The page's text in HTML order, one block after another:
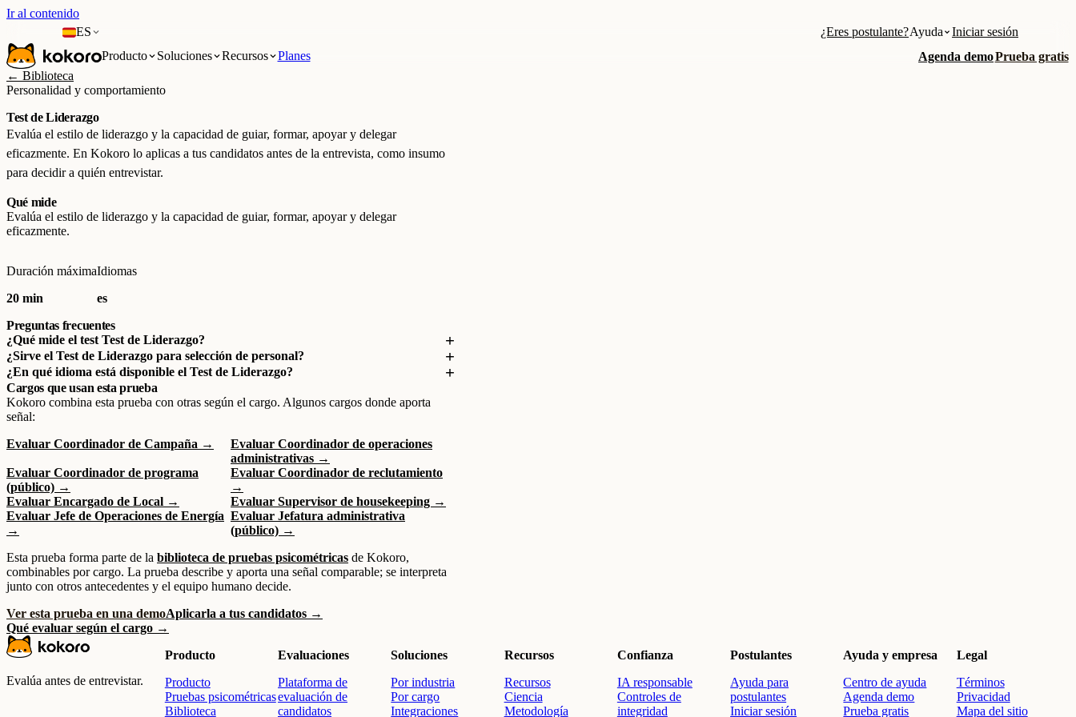
Ir al contenido
ES
¿Eres postulante?Ayuda
Iniciar sesión
Producto
Soluciones Recursos Planes Agenda demoPrueba gratis
← Biblioteca
Personalidad y comportamiento
Test de Liderazgo
Evalúa el estilo de liderazgo y la capacidad de guiar, formar, apoyar y delegar
eficazmente. En Kokoro lo aplicas a tus candidatos antes de la entrevista, como insumo
para decidir a quién entrevistar.
Qué mide
Evalúa el estilo de liderazgo y la capacidad de guiar, formar, apoyar y delegar
eficazmente.
Duración máxima
20 min
Idiomas
es
Preguntas frecuentes
¿Qué mide el test Test de Liderazgo?
¿Sirve el Test de Liderazgo para selección de personal?
¿En qué idioma está disponible el Test de Liderazgo?
Cargos que usan esta prueba
Kokoro combina esta prueba con otras según el cargo. Algunos cargos donde aporta
señal:
Evaluar Coordinador de Campaña →
Evaluar Coordinador de operaciones
administrativas →
Evaluar Coordinador de programa
(público) →
Evaluar Coordinador de reclutamiento
→
Evaluar Encargado de Local →
Evaluar Supervisor de housekeeping →
Evaluar Jefe de Operaciones de Energía
→
Evaluar Jefatura administrativa
(público) →
Esta prueba forma parte de la biblioteca de pruebas psicométricas de Kokoro,
combinables por cargo. La prueba describe y aporta una señal comparable; se interpreta
junto con otros antecedentes y el equipo humano decide.
Ver esta prueba en una demoAplicarla a tus candidatos →
Qué evaluar según el cargo →
Evalúa antes de entrevistar.
Producto
Producto
Pruebas psicométricas
Biblioteca
Evaluaciones
Plataforma de
evaluación de
candidatos
Soluciones
Por industria
Por cargo
Integraciones
Recursos
Recursos
Ciencia
Metodología
Confianza
IA responsable
Controles de
integridad
Postulantes
Ayuda para
postulantes
Iniciar sesión
Ayuda y empresa
Centro de ayuda
Agenda demo
Prueba gratis
Legal
Términos
Privacidad
Mapa del sitio